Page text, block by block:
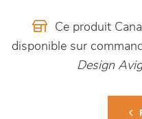
Ce produit
disponible sur
Design